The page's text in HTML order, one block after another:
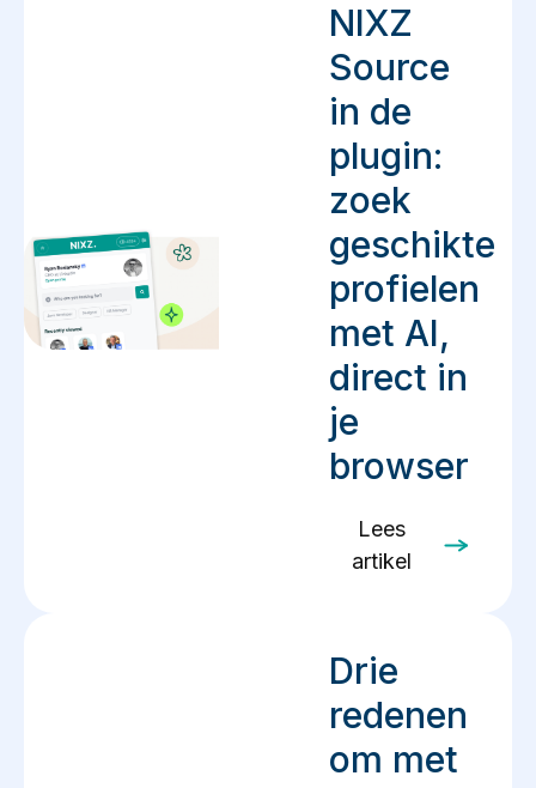
NIXZ
Source
in de
plugin:
zoek
geschikte
profielen
met AI,
direct in
je
browser
Lees
artikel
Drie
redenen
om met